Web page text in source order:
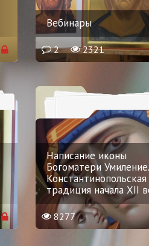
Вебинары
2 2321
Написание иконы
Богоматери Умиление.
Константинопольская
традиция начала XII
8277